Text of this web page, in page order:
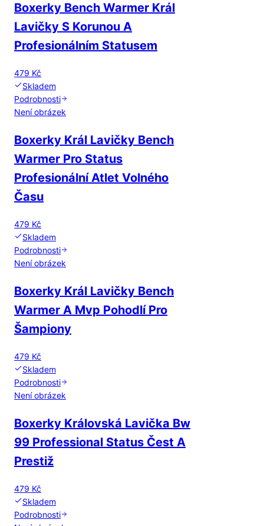
Boxerky Bench Warmer Král
Lavičky S Korunou A
Profesionálním Statusem
479 Kč
Skladem
Podrobnosti
Není obrázek
Boxerky Král Lavičky Bench
Warmer Pro Status
Profesionální Atlet Volného
Času
479 Kč
Skladem
Podrobnosti
Není obrázek
Boxerky Král Lavičky Bench
Warmer A Mvp Pohodlí Pro
Šampiony
479 Kč
Skladem
Podrobnosti
Není obrázek
Boxerky Královská Lavička Bw
99 Professional Status Čest A
Prestiž
479 Kč
Skladem
Podrobnosti